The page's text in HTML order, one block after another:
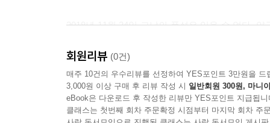
2018년 11월 24일 그날의 폭설은 잊을 수 없다.
동승하였다. 옆에 타고 있던 조 피디가 안타까웠던
예상보다 눈발이 거세게 들이밀면서 달리는 자동
에 같이 서 있는 듯 풍경이 장관이다. 폭설을 뚫고
세월도 딛고 살아왔는데, 들이치는 눈보라로 가
한다.
회원리뷰 (0건)
매주 10건의 우수리뷰를 선정하여 YES포인트 3만원을 드
3,000원 이상 구매 후 리뷰 작성 시 일반회원 300원, 마니
eBook은 다운로드 후 작성한 리뷰만 YES포인트 지급됩니
클래스는 첫번째 회차 주문확정 시점부터 마지막 회차 주